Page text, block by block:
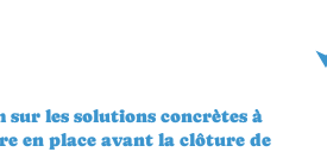
sur les solutions concrètes à
en place avant la clôture de